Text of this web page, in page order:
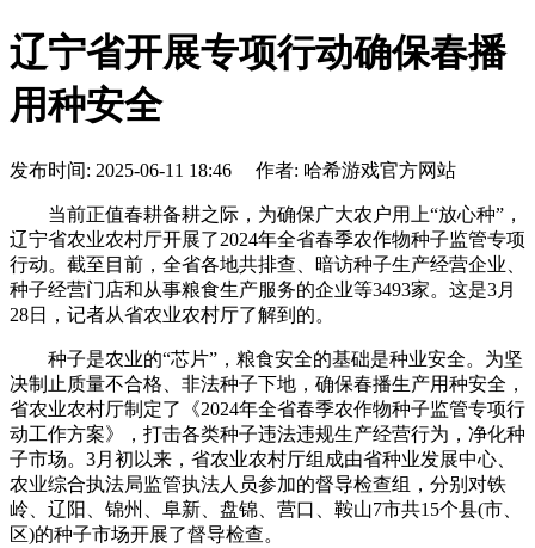
辽宁省开展专项行动确保春播
用种安全
发布时间: 2025-06-11 18:46 作者: 哈希游戏官方网站
当前正值春耕备耕之际，为确保广大农户用上“放心种”，
辽宁省农业农村厅开展了2024年全省春季农作物种子监管专项
行动。截至目前，全省各地共排查、暗访种子生产经营企业、
种子经营门店和从事粮食生产服务的企业等3493家。这是3月
28日，记者从省农业农村厅了解到的。
种子是农业的“芯片”，粮食安全的基础是种业安全。为坚
决制止质量不合格、非法种子下地，确保春播生产用种安全，
省农业农村厅制定了《2024年全省春季农作物种子监管专项行
动工作方案》，打击各类种子违法违规生产经营行为，净化种
子市场。3月初以来，省农业农村厅组成由省种业发展中心、
农业综合执法局监管执法人员参加的督导检查组，分别对铁
岭、辽阳、锦州、阜新、盘锦、营口、鞍山7市共15个县(市、
区)的种子市场开展了督导检查。